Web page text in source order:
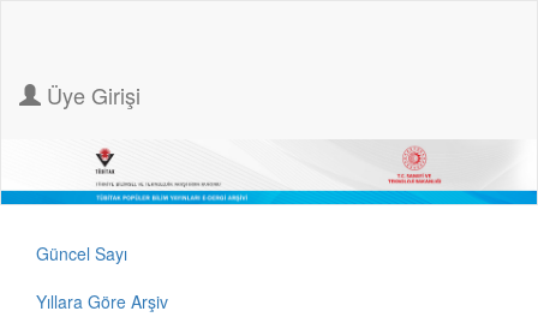
Üye Girişi
Güncel Sayı
Yıllara Göre Arşiv